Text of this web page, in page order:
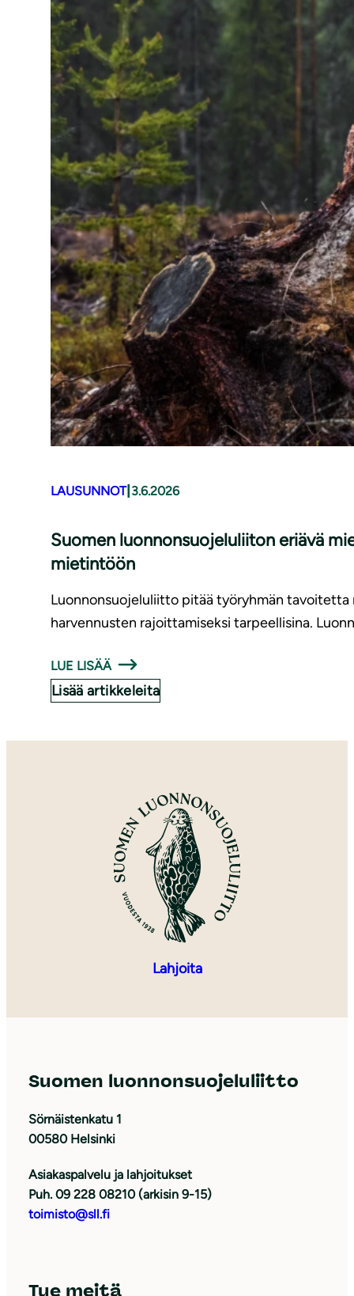
LAUSUNNOT| 3.6.2026
Suomen luonnonsuojeluliiton eriävä
mietintöön
Luonnonsuojeluliitto pitää työryhmän
harvennusten rajoittamiseksi tarpeellisina.
LUE LISÄÄ
Lisää artikkeleita
Lahjoita
Suomen luonnonsuojeluliitto
Sörnäistenkatu 1
00580 Helsinki
Asiakaspalvelu ja lahjoitukset
Puh. 09 228 08210 (arkisin 9-15)
toimisto@sll.fi
Tue meitä